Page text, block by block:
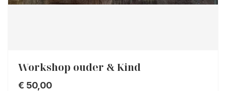
Workshop ouder & Kind
€ 50,00